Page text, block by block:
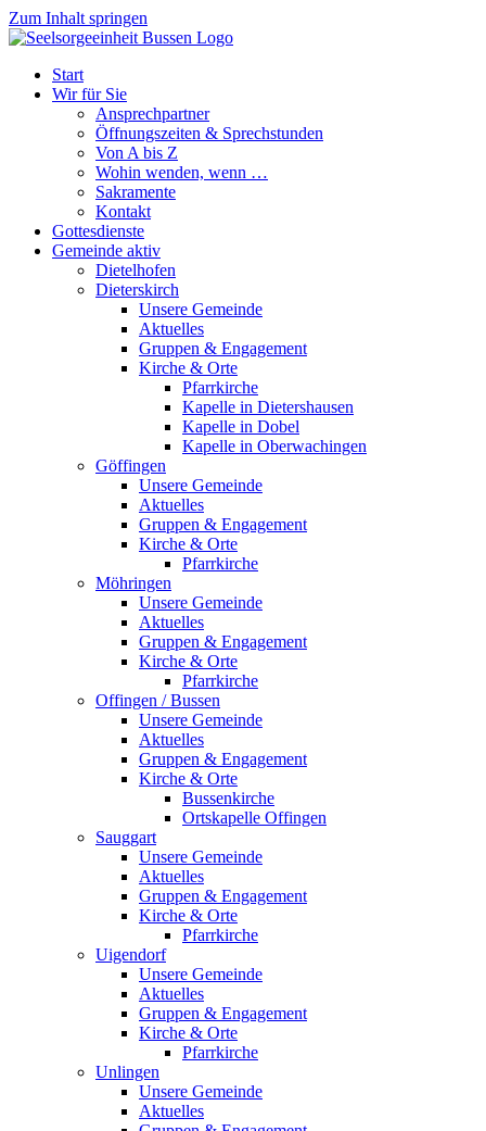
Zum Inhalt springen
Start
Wir für Sie
Ansprechpartner
Öffnungszeiten & Sprechstunden
Von A bis Z
Wohin wenden, wenn …
Sakramente
Kontakt
Gottesdienste
Gemeinde aktiv
Dietelhofen
Dieterskirch
Unsere Gemeinde
Aktuelles
Gruppen & Engagement
Kirche & Orte
Pfarrkirche
Kapelle in Dietershausen
Kapelle in Dobel
Kapelle in Oberwachingen
Göffingen
Unsere Gemeinde
Aktuelles
Gruppen & Engagement
Kirche & Orte
Pfarrkirche
Möhringen
Unsere Gemeinde
Aktuelles
Gruppen & Engagement
Kirche & Orte
Pfarrkirche
Offingen / Bussen
Unsere Gemeinde
Aktuelles
Gruppen & Engagement
Kirche & Orte
Bussenkirche
Ortskapelle Offingen
Sauggart
Unsere Gemeinde
Aktuelles
Gruppen & Engagement
Kirche & Orte
Pfarrkirche
Uigendorf
Unsere Gemeinde
Aktuelles
Gruppen & Engagement
Kirche & Orte
Pfarrkirche
Unlingen
Unsere Gemeinde
Aktuelles